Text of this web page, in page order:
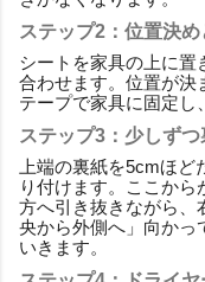
ステップ2：位置決
シートを家具の上に置
合わせます。位置が決
テープで家具に固定し
ステップ3：少しず
上端の裏紙を5cmほ
り付けます。ここか
方へ引き抜きながら、
央から外側へ」向かっ
いきます。